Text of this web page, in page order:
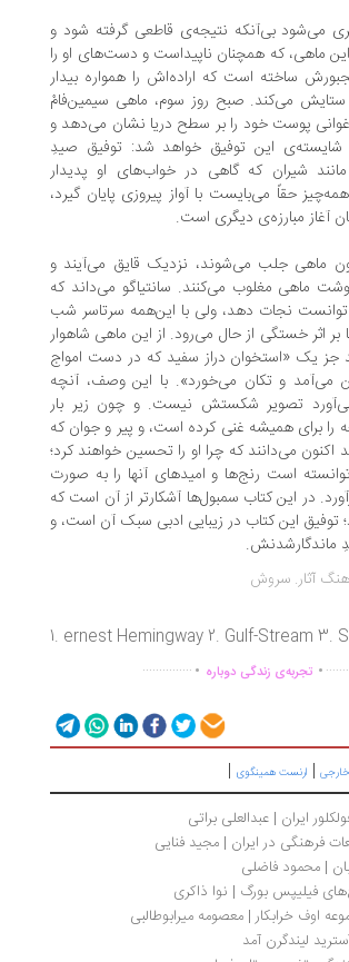
بی‌آنکه نتیجه‌ی قاطعی گرفته شود و
که همچنان ناپیداست و دست‌های او را
است که اراده‌اش را همواره بیدار
می‌کند. صبح روز سوم، ماهی سیمین‌فامْ
خود را بر سطح دریا نشان می‌دهد و
این توفیق خواهد شد: توفیق صیدِ
که گاهی در خواب‌های او پدیدار
می‌بایست با آواز پیروزی پایان گیرد،
مبارزه‌ی دیگری است.
جلب می‌شوند، نزدیک قایق می‌آیند و
مغلوب می‌کنند. سانتیاگو می‌داند که
نجات دهد، ولی با این‌همه سرتاسر شب
خستگی از حال می‌رود. از این ماهی شاهوار
«استخوان دراز سفید که در دست امواج
و تکان می‌خورد». با این وصف، آنچه
تصویر شکستش نیست. و چون زیر بار
همیشه غنی کرده است، و پیر و جوان که
می‌دانند که چرا او را تحسین خواهند کرد؛
است رنج‌ها و امیدهای آنها را به صورت
کتاب سمبول‌ها آشکارتر از آن است که
کتاب در زیبایی ادبی سبک آن است، و
سروش
1. ernest Hemingway 2. Gulf-
................زندگی دوباره
ارنست همینگوی|
| عبدالعلی براتی
در ایران | مجید فنایی
فاضلی
بورگ | نوا ذاکری
خرابکار | معصومه میرابوطالبی
آمد